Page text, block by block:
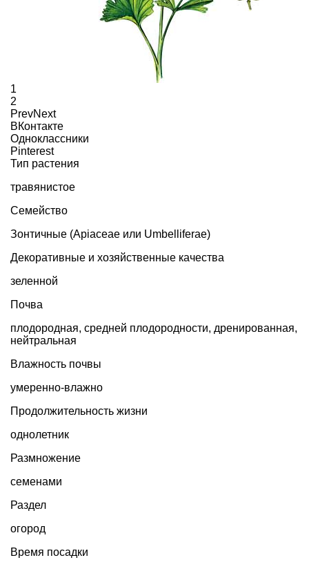
1
2
PrevNext
ВКонтакте
Одноклассники
Pinterest
Тип растения
травянистое
Семейство
Зонтичные (Apiaceae или Umbelliferae)
Декоративные и хозяйственные качества
зеленной
Почва
плодородная, средней плодородности, дренированная,
нейтральная
Влажность почвы
умеренно-влажно
Продолжительность жизни
однолетник
Размножение
семенами
Раздел
огород
Время посадки